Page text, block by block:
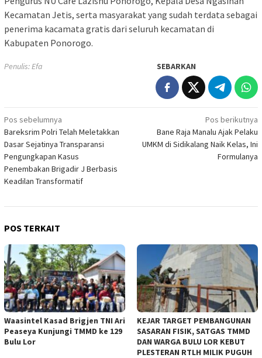
Kecamatan Jetis, serta masyarakat yang sudah terdata sebagai
penerima kacamata gratis dari seluruh kecamatan di
Kabupaten Ponorogo.
Penulis: Efa SEBARKAN
Navigasi
pos
Pos sebelumnya
Bareksrim Polri Telah Meletakkan
Dasar Sejatinya Transparansi
Pengungkapan Kasus
Penembakan Brigadir J Berbasis
Keadilan Transformatif
Pos berikutnya
Bane Raja Manalu Ajak Pelaku
UMKM di Sidikalang Naik Kelas, Ini
Formulanya
POS TERKAIT
Waasintel Kasad Brigjen TNI Ari
Peaseya Kunjungi TMMD ke 129
Bulu Lor
KEJAR TARGET PEMBANGUNAN
SASARAN FISIK, SATGAS TMMD
DAN WARGA BULU LOR KEBUT
PLESTERAN RTLH MILIK PUGUH